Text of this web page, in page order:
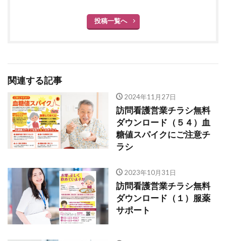
投稿一覧へ
関連する記事
2024年11月27日
訪問看護営業チラシ無料
ダウンロード（５４）血
糖値スパイクにご注意チ
ラシ
2023年10月31日
訪問看護営業チラシ無料
ダウンロード（１）服薬
サポート